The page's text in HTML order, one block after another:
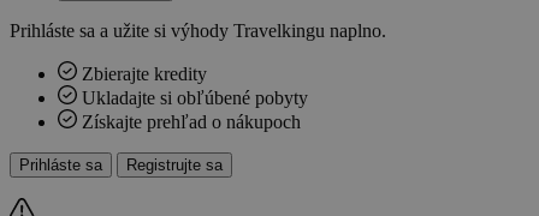
Prihláste sa a užite si výhody Travelkingu naplno.
Zbierajte kredity
Ukladajte si obľúbené pobyty
Získajte prehľad o nákupoch
Prihláste sa Registrujte sa